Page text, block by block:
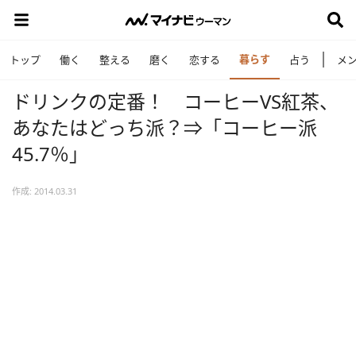
トップ 働く 整える 磨く 恋する 暮らす 占う メ
ドリンクの定番！ コーヒーVS紅茶、
あなたはどっち派？⇒「コーヒー派
45.7％」
作成: 2014.03.31